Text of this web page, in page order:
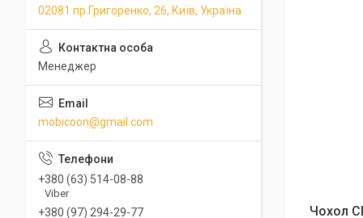
Чохол
02081 пр.Григоренко, 26, Київ, Україна
Менеджер
mobicoon@gmail.com
+380 (63) 514-08-88
Viber
+380 (97) 294-29-77